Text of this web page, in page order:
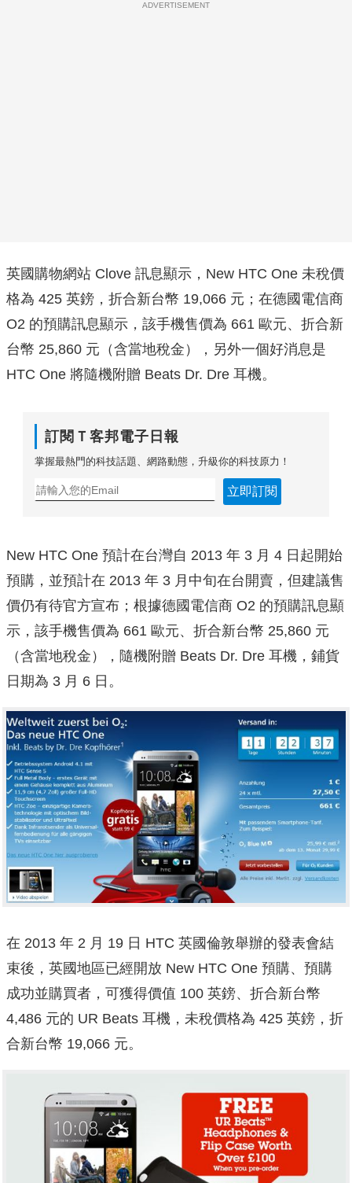
ADVERTISEMENT
英國購物網站 Clove 訊息顯示，New HTC One 未稅價
格為 425 英鎊，折合新台幣 19,066 元；在德國電信商
O2 的預購訊息顯示，該手機售價為 661 歐元、折合新
台幣 25,860 元（含當地稅金），另外一個好消息是
HTC One 將隨機附贈 Beats Dr. Dre 耳機。
訂閱Ｔ客邦電子日報
掌握最熱門的科技話題、網路動態，升級你的科技原力！
立即訂閱
New HTC One 預計在台灣自 2013 年 3 月 4 日起開始
預購，並預計在 2013 年 3 月中旬在台開賣，但建議售
價仍有待官方宣布；根據德國電信商 O2 的預購訊息顯
示，該手機售價為 661 歐元、折合新台幣 25,860 元
（含當地稅金），隨機附贈 Beats Dr. Dre 耳機，鋪貨
日期為 3 月 6 日。
在 2013 年 2 月 19 日 HTC 英國倫敦舉辦的發表會結
束後，英國地區已經開放 New HTC One 預購、預購
成功並購買者，可獲得價值 100 英鎊、折合新台幣
4,486 元的 UR Beats 耳機，未稅價格為 425 英鎊，折
合新台幣 19,066 元。